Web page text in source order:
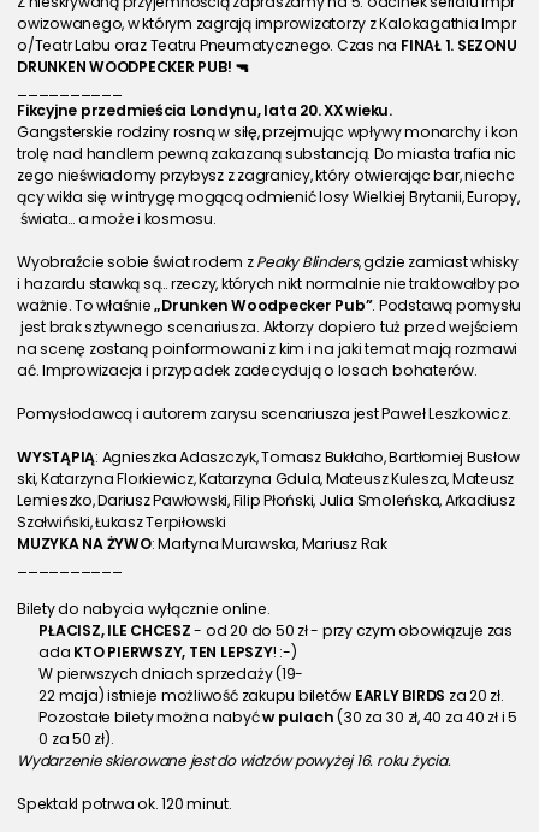
owizowanego, w którym zagrają improwizatorzy z Kalokagathia Impr
o/Teatr Labu oraz Teatru Pneumatycznego. Czas na FINAŁ 1. SEZONU
DRUNKEN WOODPECKER PUB! 🔫
Fikcyjne przedmieścia Londynu, lata 20. XX wieku.
Gangsterskie rodziny rosną w siłę, przejmując wpływy monarchy i kon
trolę nad handlem pewną zakazaną substancją. Do miasta trafia nic
zego nieświadomy przybysz z zagranicy, który otwierając bar, niechc
ący wikła się w intrygę mogącą odmienić losy Wielkiej Brytanii, Europy,
świata… a może i kosmosu.
Wyobraźcie sobie świat rodem z Peaky Blinders, gdzie zamiast whisky
i hazardu stawką są… rzeczy, których nikt normalnie nie traktowałby po
ważnie. To właśnie „Drunken Woodpecker Pub”. Podstawą pomysłu
jest brak sztywnego scenariusza. Aktorzy dopiero tuż przed wejściem
na scenę zostaną poinformowani z kim i na jaki temat mają rozmawi
ać. Improwizacja i przypadek zadecydują o losach bohaterów.
Pomysłodawcą i autorem zarysu scenariusza jest Paweł Leszkowicz.
WYSTĄPIĄ: Agnieszka Adaszczyk, Tomasz Bukłaho, Bartłomiej Busłow
ski, Katarzyna Florkiewicz, Katarzyna Gdula, Mateusz Kulesza, Mateusz
Lemieszko, Dariusz Pawłowski, Filip Płoński, Julia Smoleńska, Arkadiusz
Szałwiński, Łukasz Terpiłowski
MUZYKA NA ŻYWO: Martyna Murawska, Mariusz Rak
Bilety do nabycia wyłącznie online.
PŁACISZ, ILE CHCESZ - od 20 do 50 zł - przy czym obowiązuje zas
ada KTO PIERWSZY, TEN LEPSZY! :-)
W pierwszych dniach sprzedaży (19-
22 maja) istnieje możliwość zakupu biletów EARLY BIRDS za 20 zł.
Pozostałe bilety można nabyć w pulach (30 za 30 zł, 40 za 40 zł i 5
0 za 50 zł).
Wydarzenie skierowane jest do widzów powyżej 16. roku życia.
Spektakl potrwa ok. 120 minut.